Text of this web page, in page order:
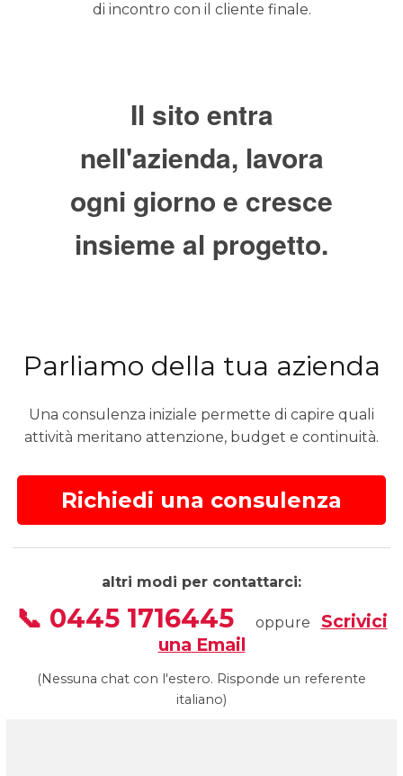
di incontro con il cliente finale.
Il sito entra
nell'azienda, lavora
ogni giorno e cresce
insieme al progetto.
Parliamo della tua azienda
Una consulenza iniziale permette di capire quali
attività meritano attenzione, budget e continuità.
Richiedi una consulenza
altri modi per contattarci:
📞 0445 1716445 oppure Scrivici
una Email
(Nessuna chat con l'estero. Risponde un referente
italiano)